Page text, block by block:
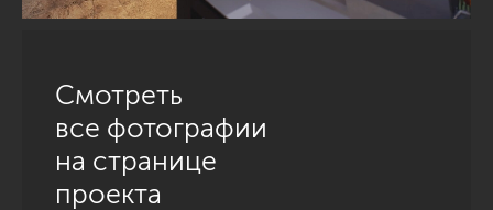
Смотреть
все фотографии
на странице
проекта